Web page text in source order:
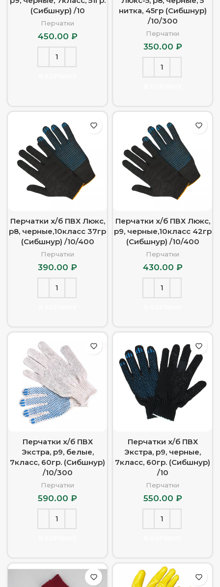
(Сибшнур) /10
Перчатки
450.00 ₽
нитка, 45гр (Сибшнур)
/10/300
Перчатки
350.00 ₽
Перчатки х/б ПВХ Люкс,
р8, черные,10класс 37гр
(Сибшнур) /10/400
Перчатки
390.00 ₽
Перчатки х/б ПВХ Люкс,
р9, черные,10класс 42гр
(Сибшнур) /10/400
Перчатки
430.00 ₽
Перчатки х/б ПВХ
Экстра, р9, белые,
7класс, 60гр. (Сибшнур)
/10/300
Перчатки
590.00 ₽
Перчатки х/б ПВХ
Экстра, р9, черные,
7класс, 60гр. (Сибшнур)
/10
Перчатки
550.00 ₽